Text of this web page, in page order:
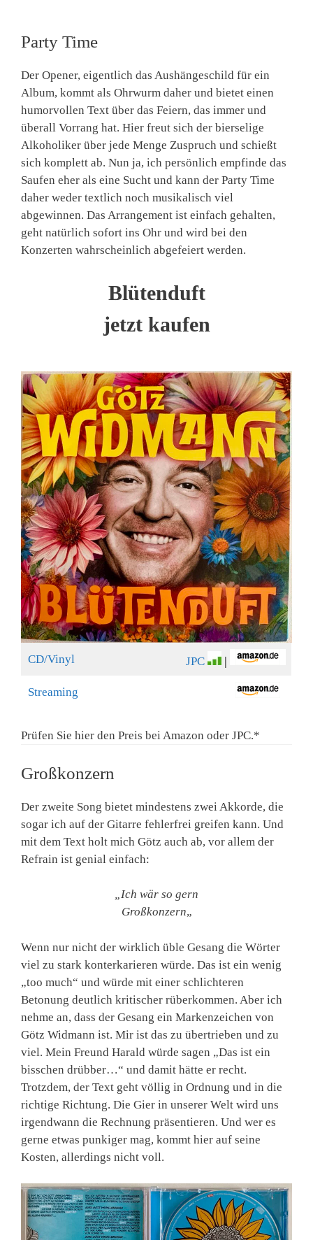
Party Time
Der Opener, eigentlich das Aushängeschild für ein
Album, kommt als Ohrwurm daher und bietet einen
humorvollen Text über das Feiern, das immer und
überall Vorrang hat. Hier freut sich der bierselige
Alkoholiker über jede Menge Zuspruch und schießt
sich komplett ab. Nun ja, ich persönlich empfinde das
Saufen eher als eine Sucht und kann der Party Time
daher weder textlich noch musikalisch viel
abgewinnen. Das Arrangement ist einfach gehalten,
geht natürlich sofort ins Ohr und wird bei den
Konzerten wahrscheinlich abgefeiert werden.
Blütenduft
jetzt kaufen
CD/Vinyl JPC |
Streaming
Prüfen Sie hier den Preis bei Amazon oder JPC.*
Großkonzern
Der zweite Song bietet mindestens zwei Akkorde, die
sogar ich auf der Gitarre fehlerfrei greifen kann. Und
mit dem Text holt mich Götz auch ab, vor allem der
Refrain ist genial einfach:
„Ich wär so gern
Großkonzern„
Wenn nur nicht der wirklich üble Gesang die Wörter
viel zu stark konterkarieren würde. Das ist ein wenig
„too much“ und würde mit einer schlichteren
Betonung deutlich kritischer rüberkommen. Aber ich
nehme an, dass der Gesang ein Markenzeichen von
Götz Widmann ist. Mir ist das zu übertrieben und zu
viel. Mein Freund Harald würde sagen „Das ist ein
bisschen drübber…“ und damit hätte er recht.
Trotzdem, der Text geht völlig in Ordnung und in die
richtige Richtung. Die Gier in unserer Welt wird uns
irgendwann die Rechnung präsentieren. Und wer es
gerne etwas punkiger mag, kommt hier auf seine
Kosten, allerdings nicht voll.